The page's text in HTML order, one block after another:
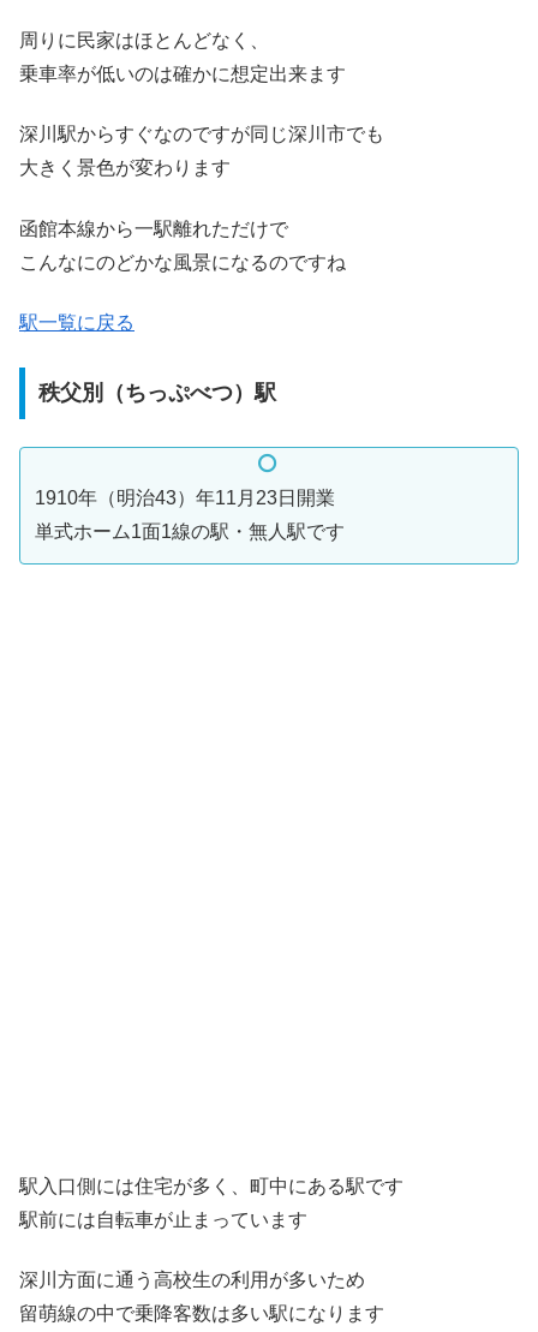
周りに民家はほとんどなく、
乗車率が低いのは確かに想定出来ます
深川駅からすぐなのですが同じ深川市でも
大きく景色が変わります
函館本線から一駅離れただけで
こんなにのどかな風景になるのですね
駅一覧に戻る
秩父別（ちっぷべつ）駅
1910年（明治43）年11月23日開業
単式ホーム1面1線の駅・無人駅です
駅入口側には住宅が多く、町中にある駅です
駅前には自転車が止まっています
深川方面に通う高校生の利用が多いため
留萌線の中で乗降客数は多い駅になります